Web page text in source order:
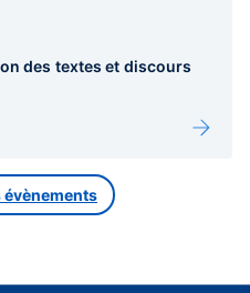
des textes et discours
évènements